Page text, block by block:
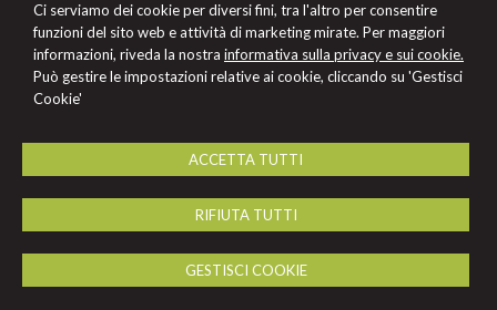
Ci serviamo dei cookie per diversi fini, tra l'altro per consentire
funzioni del sito web e attività di marketing mirate. Per maggiori
informazioni, riveda la nostra informativa sulla privacy e sui cookie.
Può gestire le impostazioni relative ai cookie, cliccando su 'Gestisci
Cookie'
ACCETTA TUTTI
RIFIUTA TUTTI
GESTISCI COOKIE
08/08/2026
Diritto di difesa e segretezza delle indagini nell'ecosistema investigativo
digitale
07/08/2026
Studio Legale
Viale Cavour 21 -Ferrara44121,FE
0532/210472